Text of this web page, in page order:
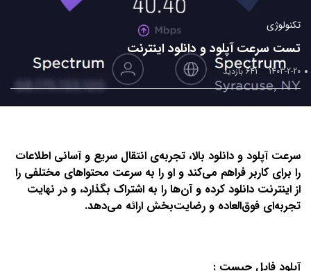
تکنولوژی
تست سرعت آپلود و دانلود اینترنت
1403-2-20 641 بازدید
سرعت آپلود و دانلود بالا، تجربه‌ی انتقال سریع و آسانی اطلاعات
را برای کاربر فراهم می‌کند و او را به سرعت محتواهای مختلفی را
از اینترنت دانلود کرده و آن‌ها را به اشتراک بگذارد، و در نهایت
تجربه‌ای فوق‌العاده و رضایت‌بخش ارائه می‌دهد.
آپلود فایل چیست :